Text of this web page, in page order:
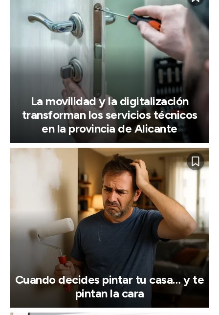
La movilidad y la digitalización
transforman los servicios técnicos
en la provincia de Alicante
Cuando decides pintar tu casa… y te
pintan la cara